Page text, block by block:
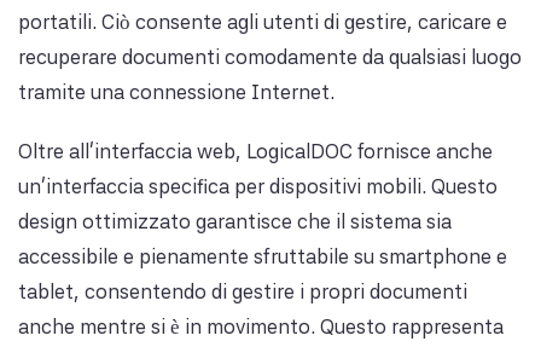
portatili. Ciò consente agli utenti di gestire, caricare e
recuperare documenti comodamente da qualsiasi luogo
tramite una connessione Internet.
Oltre all'interfaccia web, LogicalDOC fornisce anche
un'interfaccia specifica per dispositivi mobili. Questo
design ottimizzato garantisce che il sistema sia
accessibile e pienamente sfruttabile su smartphone e
tablet, consentendo di gestire i propri documenti
anche mentre si è in movimento. Questo rappresenta